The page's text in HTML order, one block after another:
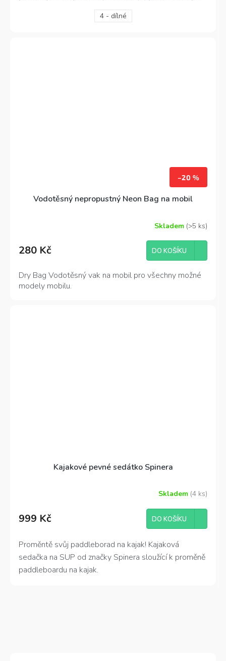
jízdě v sedě jako na kajaku. Toto pádlo je ideální pro
všechny nadšené vodáky, kteří potřebují pádlo s
4 - dílné
–20 %
Vodotěsný nepropustný Neon Bag na mobil
Skladem (>5 ks)
280 Kč DO KOŠÍKU
Dry Bag Vodotěsný vak na mobil pro všechny možné
modely mobilu.
Kajakové pevné sedátko Spinera
Skladem (4 ks)
999 Kč DO KOŠÍKU
Proměntě svůj paddleborad na kajak! Kajaková
sedačka na SUP od značky Spinera sloužící k proměně
paddleboardu na kajak.